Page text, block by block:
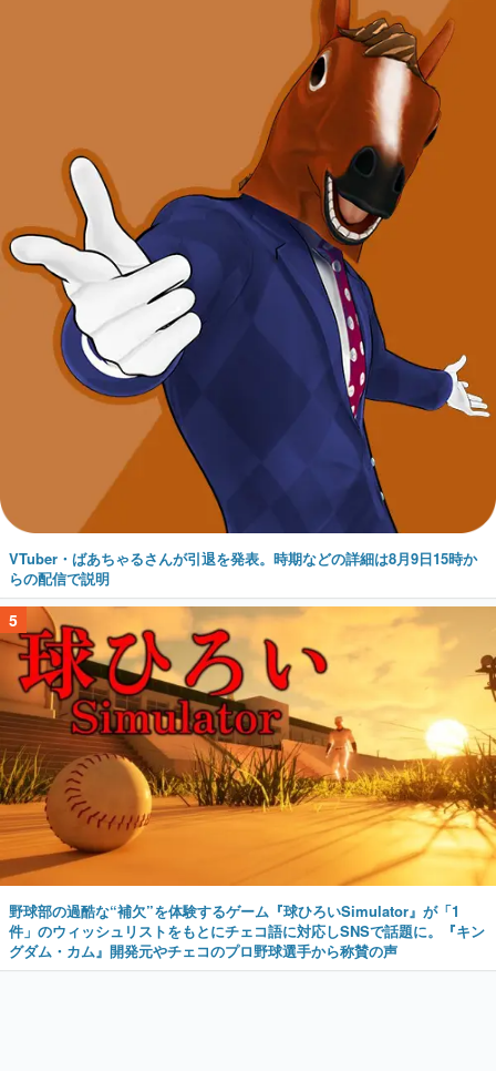
VTuber・ばあちゃるさんが引退を発表。時期などの詳細は8月9日15時か
らの配信で説明
5
野球部の過酷な“補欠”を体験するゲーム『球ひろいSimulator』が「1
件」のウィッシュリストをもとにチェコ語に対応しSNSで話題に。『キン
グダム・カム』開発元やチェコのプロ野球選手から称賛の声